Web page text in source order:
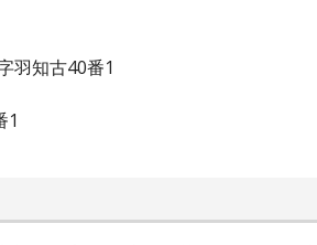
羽知古40番1
1